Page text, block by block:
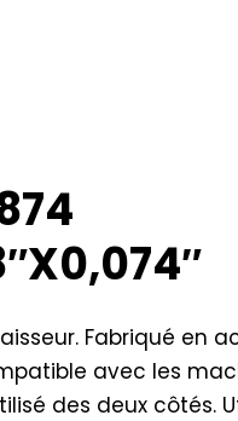
Fabriqué en
avec les
des deux côtés.